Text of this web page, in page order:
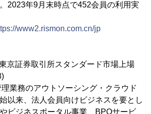
2023年9月末時点で452会員の利用実
www2.rismon.com.cn/jp
京証券取引所スタンダード市場上場
業務のアウトソーシング・クラウド
以来、法人会員向けビジネスを要とし
ビジネスポータル事業、BPOサービ